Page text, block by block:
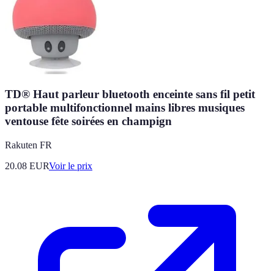
TD® Haut parleur bluetooth enceinte sans fil petit
portable multifonctionnel mains libres musiques
ventouse fête soirées en champign
Rakuten FR
20.08 EURVoir le prix